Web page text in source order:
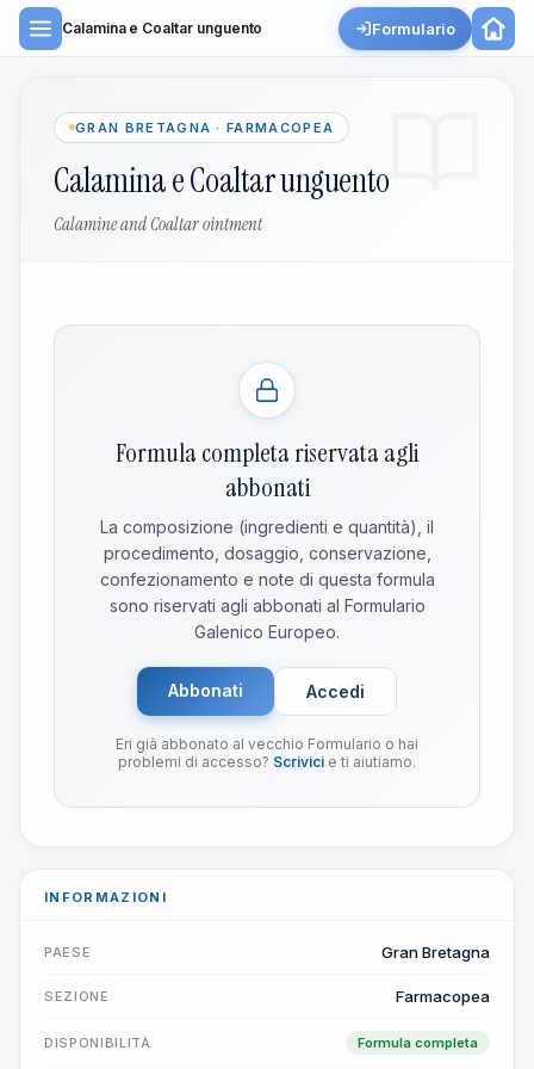
Calamina e Coaltar unguento Formulario
GRAN BRETAGNA · FARMACOPEA
Calamina e Coaltar unguento
Calamine and Coaltar ointment
Formula completa riservata agli
abbonati
La composizione (ingredienti e quantità), il
procedimento, dosaggio, conservazione,
confezionamento e note di questa formula
sono riservati agli abbonati al Formulario
Galenico Europeo.
Abbonati Accedi
Eri già abbonato al vecchio Formulario o hai
problemi di accesso? Scrivici e ti aiutiamo.
INFORMAZIONI
PAESE Gran Bretagna
SEZIONE Farmacopea
DISPONIBILITÀ Formula completa